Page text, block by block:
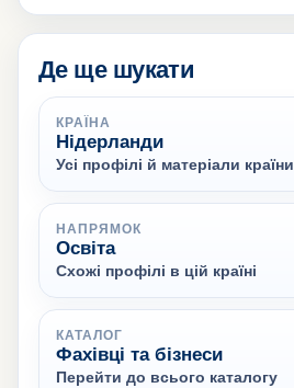
Де ще шукати
КРАЇНА
Нідерланди
Усі профілі й матеріали країни
НАПРЯМОК
Освіта
Схожі профілі в цій країні
КАТАЛОГ
Фахівці та бізнеси
Перейти до всього каталогу